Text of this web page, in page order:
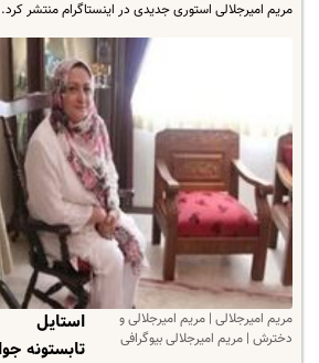
مریم امیرجلالی استوری جدیدی در اینستاگرام منتشر کرد.
مریم امیرجلالی | مریم امیرجلالی و
دخترش | مریم امیرجلالی بیوگرافی
استایل
تابستونه